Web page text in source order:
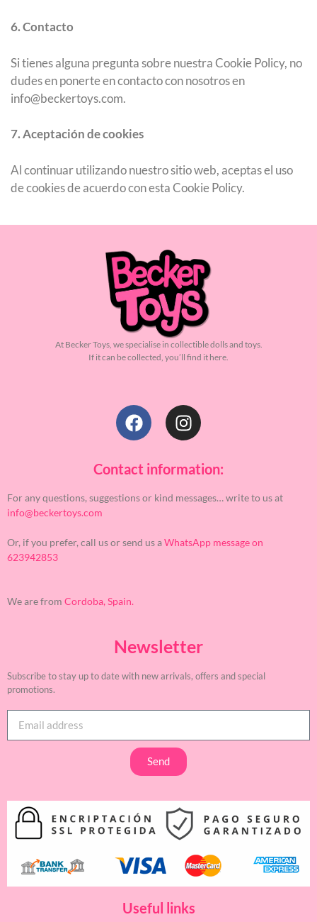
6. Contacto
Si tienes alguna pregunta sobre nuestra Cookie Policy, no
dudes en ponerte en contacto con nosotros en
info@beckertoys.com.
7. Aceptación de cookies
Al continuar utilizando nuestro sitio web, aceptas el uso
de cookies de acuerdo con esta Cookie Policy.
At Becker Toys, we specialise in collectible dolls and toys.
If it can be collected, you’ll find it here.
Contact information:
For any questions, suggestions or kind messages… write to us at
info@beckertoys.com
Or, if you prefer, call us or send us aWhatsApp message on
623942853
We are from Cordoba, Spain.
Newsletter
Subscribe to stay up to date with new arrivals, offers and special
promotions.
Send
Useful links